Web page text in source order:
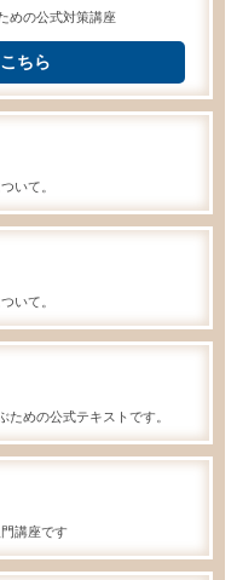
めの公式対策講座
ちら
いて。
いて。
ための公式テキストです。
講座です